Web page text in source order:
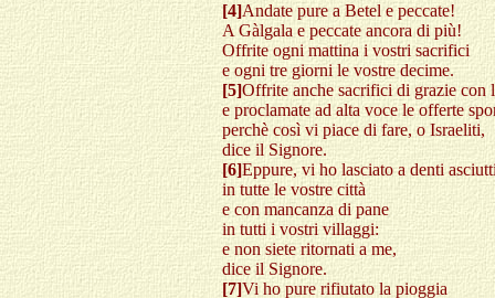
[4]Andate pure a Betel e peccate!
A Gàlgala e peccate ancora di più!
Offrite ogni mattina i vostri sacrifici
e ogni tre giorni le vostre decime.
[5]Offrite anche sacrifici di grazie con
e proclamate ad alta voce le offerte
perchè così vi piace di fare, o Israeliti,
dice il Signore.
[6]Eppure, vi ho lasciato a denti
in tutte le vostre città
e con mancanza di pane
in tutti i vostri villaggi:
e non siete ritornati a me,
dice il Signore.
[7]Vi ho pure rifiutato la pioggia